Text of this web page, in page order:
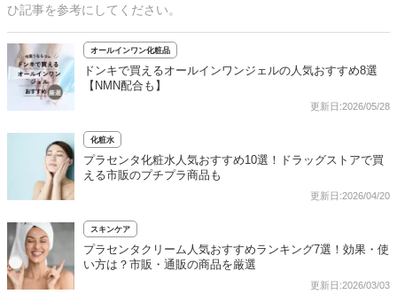
ひ記事を参考にしてください。
オールインワン化粧品
ドンキで買えるオールインワンジェルの人気おすすめ8選
【NMN配合も】
更新日:2026/05/28
化粧水
プラセンタ化粧水人気おすすめ10選！ドラッグストアで買
える市販のプチプラ商品も
更新日:2026/04/20
スキンケア
プラセンタクリーム人気おすすめランキング7選！効果・使
い方は？市販・通販の商品を厳選
更新日:2026/03/03